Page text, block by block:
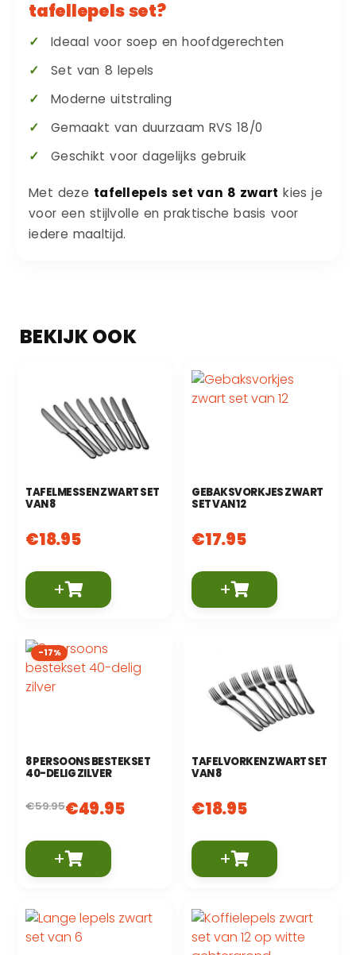
tafellepels set?
Ideaal voor soep en hoofdgerechten
Set van 8 lepels
Moderne uitstraling
Gemaakt van duurzaam RVS 18/0
Geschikt voor dagelijks gebruik
Met deze tafellepels set van 8 zwart kies je
voor een stijlvolle en praktische basis voor
iedere maaltijd.
TAFELMESSEN ZWART SET
VAN 8
€18.95
+
GEBAKSVORKJES ZWART
SET VAN 12
€17.95
+
-17%
8 PERSOONS BESTEKSET
40-DELIG ZILVER
€59.95€49.95
+
TAFELVORKEN ZWART SET
VAN 8
€18.95
+